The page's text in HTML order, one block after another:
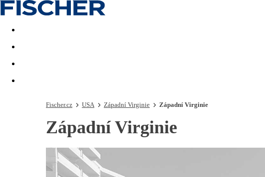
Akční nabídky Last minute
Fischer.cz USA Západní Virginie Západní Virginie
Západní Virginie